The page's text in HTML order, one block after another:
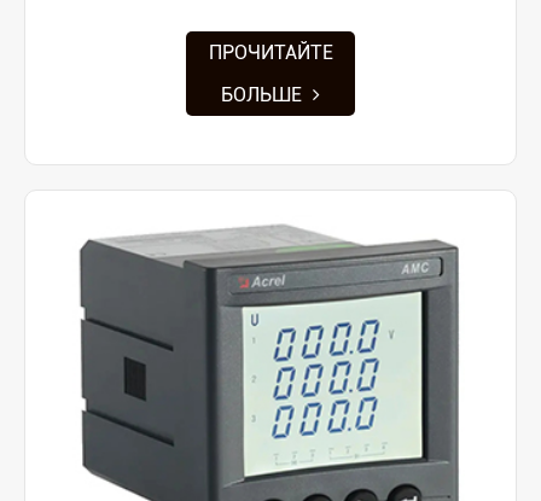
ПРОЧИТАЙТЕ
БОЛЬШЕ